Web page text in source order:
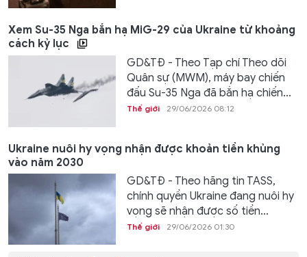
Xem Su-35 Nga bắn hạ MiG-29 của Ukraine từ khoảng
cách kỷ lục
GD&TĐ - Theo Tạp chí Theo dõi
Quân sự (MWM), máy bay chiến
đấu Su-35 Nga đã bắn hạ chiến...
Thế giới 29/06/2026 08:12
Ukraine nuôi hy vọng nhận được khoản tiền khủng
vào năm 2030
GD&TĐ - Theo hãng tin TASS,
chính quyền Ukraine đang nuôi hy
vọng sẽ nhận được số tiền...
Thế giới 29/06/2026 01:30